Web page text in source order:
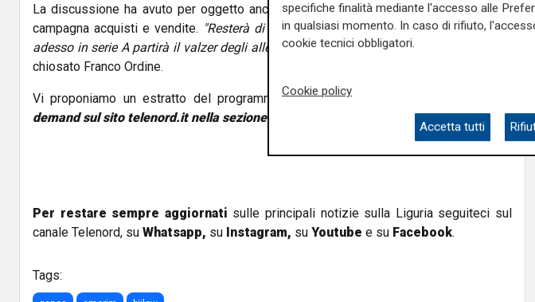
La discussione ha avuto per oggetto anche De Rossi, la sua analisi sulla prossima
campagna acquisti e vendite. "Resterà di certo al Genoa, ma secondo me, visto che
adesso in serie A partirà il valzer degli allenatori, una finestrella se la tiene aperta"
chiosato Franco Ordine.
Vi proponiamo un estratto del programma,sempre disponibile integralmente on
demand sul sito telenord.it nella sezione appositamente dedicata al Derby.
Per restare sempre aggiornati sulle principali notizie sulla Liguria seguiteci sul
canale Telenord, su Whatsapp, su Instagram, su Youtube e su Facebook.
Tags:
specifiche finalità mediante l'accesso alle
in qualsiasi momento. In caso di rifiuto,
cookie tecnici obbligatori.
Cookie policy
Accetta tutti